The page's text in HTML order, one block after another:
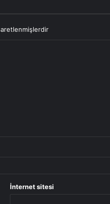
İnternet sitesi